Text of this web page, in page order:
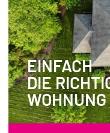
VERKAUFEN |
REFERENZEN
ÜBER UNS
EINFACH
DIE